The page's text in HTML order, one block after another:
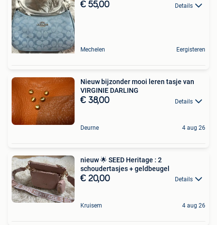
€ 55,00 Details
Mechelen Eergisteren
Nieuw bijzonder mooi leren tasje van
VIRGINIE DARLING
€ 38,00 Details
Deurne 4 aug 26
nieuw 🌟 SEED Heritage : 2
schoudertasjes + geldbeugel
€ 20,00 Details
Kruisem 4 aug 26